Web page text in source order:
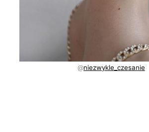
@niezwykle_czesanie